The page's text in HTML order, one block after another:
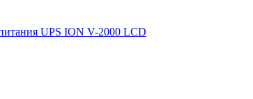
UPS ION V-2000 LCD